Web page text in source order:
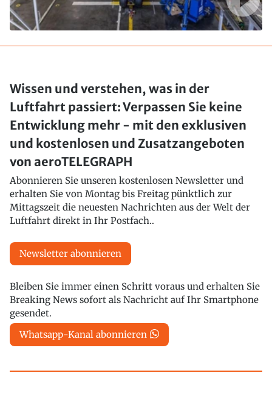
Wissen und verstehen, was in der
Luftfahrt passiert: Verpassen Sie keine
Entwicklung mehr - mit den exklusiven
und kostenlosen und Zusatzangeboten
von aeroTELEGRAPH
Abonnieren Sie unseren kostenlosen Newsletter und
erhalten Sie von Montag bis Freitag pünktlich zur
Mittagszeit die neuesten Nachrichten aus der Welt der
Luftfahrt direkt in Ihr Postfach..
Newsletter abonnieren
Bleiben Sie immer einen Schritt voraus und erhalten Sie
Breaking News sofort als Nachricht auf Ihr Smartphone
gesendet.
Whatsapp-Kanal abonnieren